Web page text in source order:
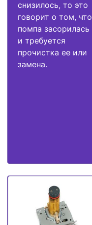
снизилось, то это
говорит о том, что
помпа засорилась
и требуется
прочистка ее или
замена.